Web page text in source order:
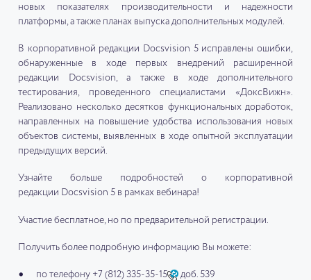
новых показателях производительности и надежности
платформы, а также планах выпуска дополнительных модулей.
В корпоративной редакции Docsvision 5 исправлены ошибки,
обнаруженные в ходе первых внедрений расширенной
редакции Docsvision, а также в ходе дополнительного
тестирования, проведенного специалистами «ДоксВижн».
Реализовано несколько десятков функциональных доработок,
направленных на повышение удобства использования новых
объектов системы, выявленных в ходе опытной эксплуатации
предыдущих версий.
Узнайте больше подробностей о корпоративной
редакции Docsvision 5 в рамках вебинара!
Участие бесплатное, но по предварительной регистрации.
Получить более подробную информацию Вы можете:
по телефону +7 (812) 335-35-15 доб. 539